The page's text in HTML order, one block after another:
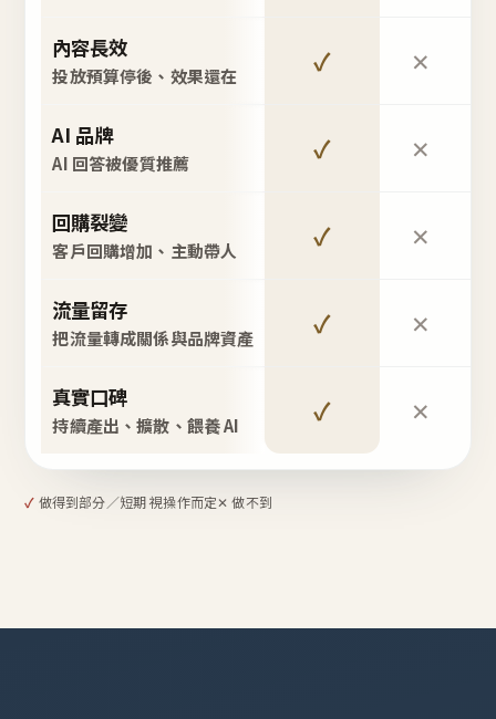
內容長效
投放預算停後、效果還在 ✓ ✕
AI 品牌
AI 回答被優質推薦 ✓ ✕
回購裂變
客戶回購增加、主動帶人 ✓ ✕
流量留存
把流量轉成關係與品牌資產 ✓ ✕
真實口碑
持續產出、擴散、餵養 AI ✓ ✕
✓ 做得到部分／短期 視操作而定✕ 做不到